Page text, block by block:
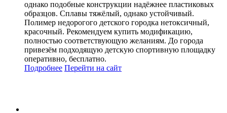
однако подобные конструкции надёжнее пластиковых
образцов. Сплавы тяжёлый, однако устойчивый.
Полимер недорогого детского городка нетоксичный,
красочный. Рекомендуем купить модификацию,
полностью соответствующую желаниям. До города
привезём подходящую детскую спортивную площадку
оперативно, бесплатно.
Подробнее Перейти на сайт